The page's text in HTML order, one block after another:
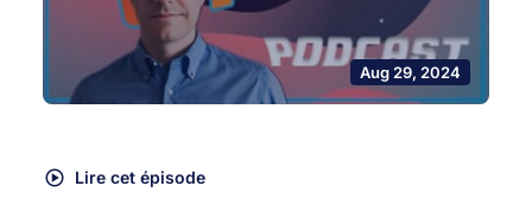
Aug 29, 2024
Lire cet épisode